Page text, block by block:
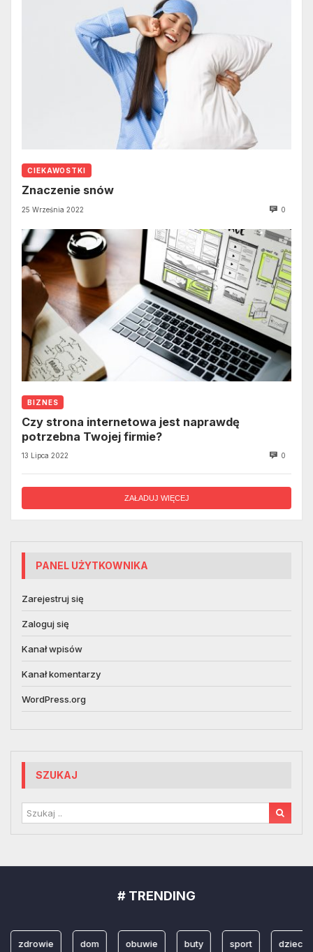
CIEKAWOSTKI
Znaczenie snów
25 Września 2022 0
BIZNES
Czy strona internetowa jest naprawdę
potrzebna Twojej firmie?
13 Lipca 2022 0
ZAŁADUJ WIĘCEJ
PANEL UŻYTKOWNIKA
Zarejestruj się
Zaloguj się
Kanał wpisów
Kanał komentarzy
WordPress.org
SZUKAJ
# TRENDING
zdrowie dom obuwie buty sport dzieci